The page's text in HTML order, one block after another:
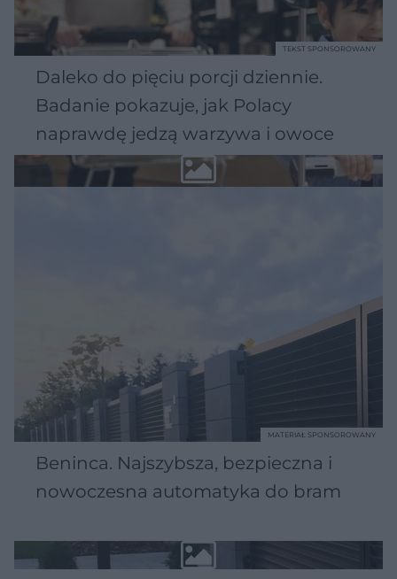
Daleko do pięciu porcji dziennie.
Badanie pokazuje, jak Polacy
naprawdę jedzą warzywa i owoce
TEKST SPONSOROWANY
Beninca. Najszybsza, bezpieczna i
nowoczesna automatyka do bram
MATERIAŁ SPONSOROWANY